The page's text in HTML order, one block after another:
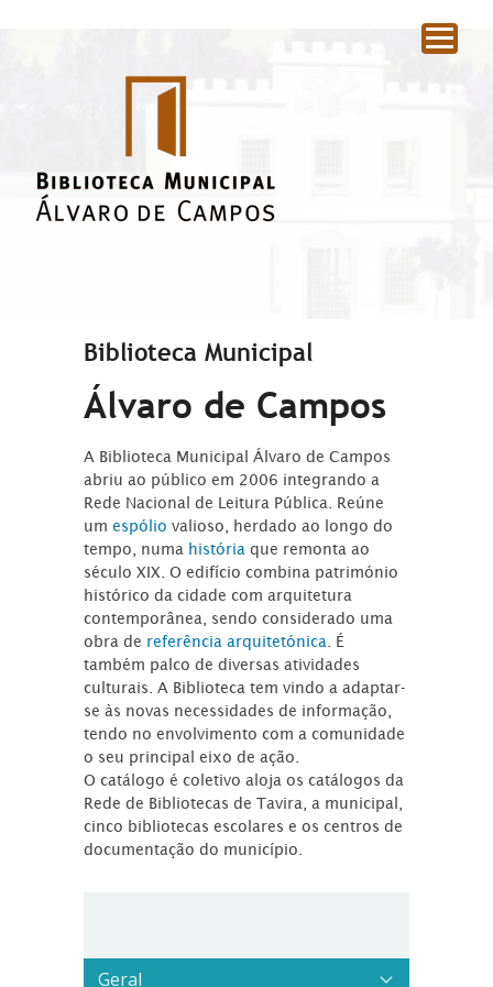
Biblioteca Municipal
Álvaro de Campos
A Biblioteca Municipal Álvaro de Campos
abriu ao público em 2006 integrando a
Rede Nacional de Leitura Pública. Reúne
umespóliovalioso, herdado ao longo do
tempo, numa história que remonta ao
século XIX. O edifício combina património
histórico da cidade com arquitetura
contemporânea, sendo considerado uma
obra de referência arquitetónica . É
também palco de diversas atividades
culturais. A Biblioteca tem vindo a adaptar-
se às novas necessidades de informação,
tendo no envolvimento com a comunidade
o seu principal eixo de ação.
O catálogo é coletivo aloja os catálogos da
Rede de Bibliotecas de Tavira, a municipal,
cinco bibliotecas escolares e os centros de
documentação do município.